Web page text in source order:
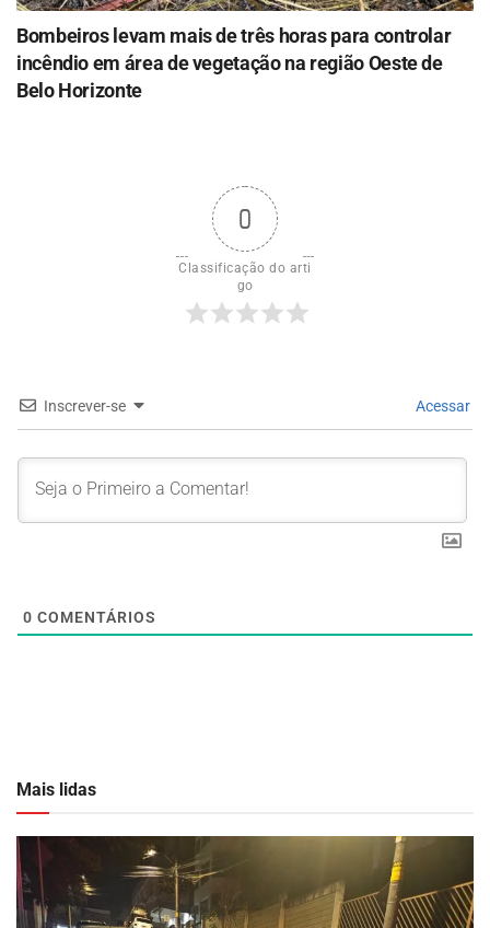
Bombeiros levam mais de três horas para controlar
incêndio em área de vegetação na região Oeste de
Belo Horizonte
0
Classificação do arti
go
Inscrever-se Acessar
0 COMENTÁRIOS
Mais lidas